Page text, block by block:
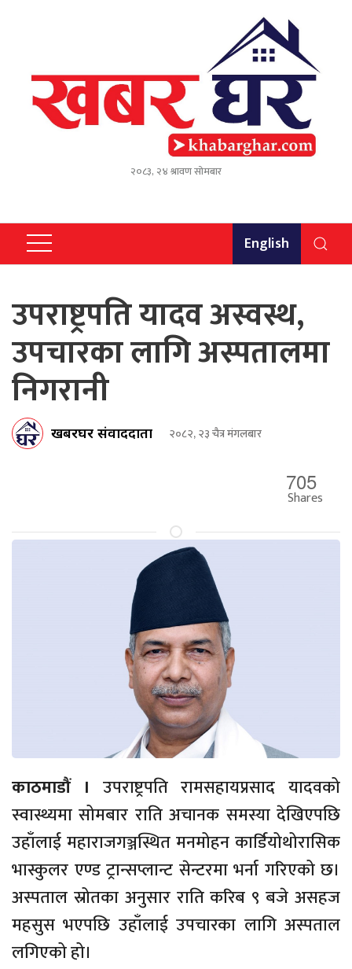
२०८३, २४ श्रावण सोमबार
English
उपराष्ट्रपति यादव अस्वस्थ,
उपचारका लागि अस्पतालमा
निगरानी
खबरघर संवाददाता २०८२, २३ चैत्र मंगलबार
705
Shares
काठमाडौं । उपराष्ट्रपति रामसहायप्रसाद यादवको
स्वास्थ्यमा सोमबार राति अचानक समस्या देखिएपछि
उहाँलाई महाराजगञ्जस्थित मनमोहन कार्डियोथोरासिक
भास्कुलर एण्ड ट्रान्सप्लान्ट सेन्टरमा भर्ना गरिएको छ।
अस्पताल स्रोतका अनुसार राति करिब ९ बजे असहज
महसुस भएपछि उहाँलाई उपचारका लागि अस्पताल
लगिएको हो।